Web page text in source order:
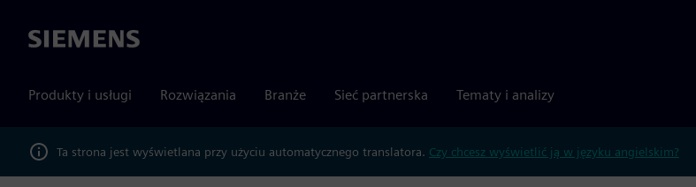
Siemens
Produkty i usługi Rozwiązania Branże Sieć partnerska Tematy i analizy
Ta strona jest wyświetlana przy użyciu automatycznego translatora. Czy chcesz wyświetlić ją w języku angielskim?